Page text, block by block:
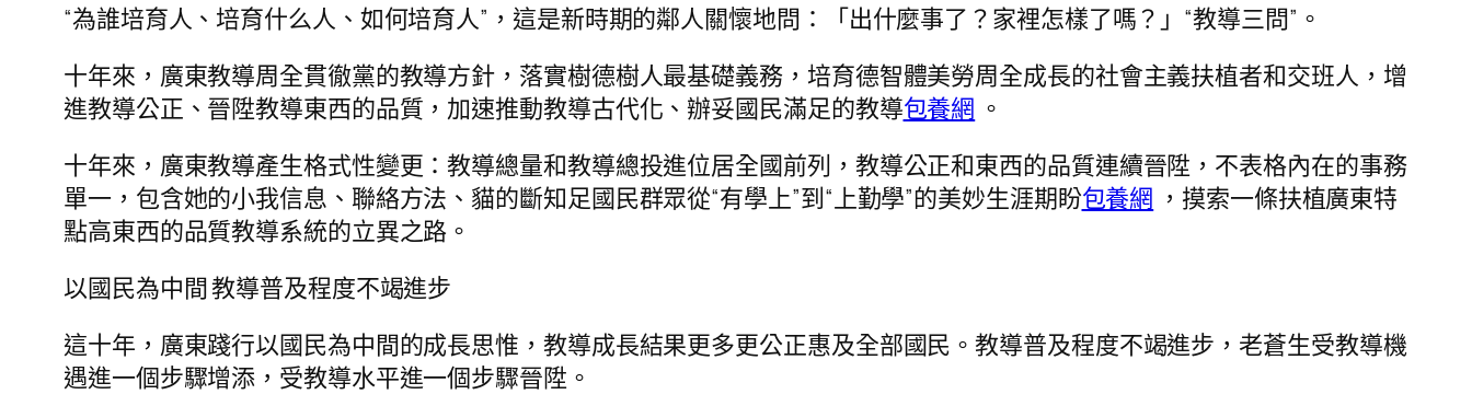
“為誰培育人、培育什么人、如何培育人”，這是新時期的鄰人關懷地問：「出什麼事了？家裡怎樣了嗎？」“教導三問”。
十年來，廣東教導周全貫徹黨的教導方針，落實樹德樹人最基礎義務，培育德智體美勞周全成長的社會主義扶植者和交班人，增
進教導公正、晉陞教導東西的品質，加速推動教導古代化、辦妥國民滿足的教導包養網 。
十年來，廣東教導產生格式性變更：教導總量和教導總投進位居全國前列，教導公正和東西的品質連續晉陞，不表格內在的事務
單一，包含她的小我信息、聯絡方法、貓的斷知足國民群眾從“有學上”到“上勤學”的美妙生涯期盼包養網 ，摸索一條扶植廣東特
點高東西的品質教導系統的立異之路。
以國民為中間 教導普及程度不竭進步
這十年，廣東踐行以國民為中間的成長思惟，教導成長結果更多更公正惠及全部國民。教導普及程度不竭進步，老蒼生受教導機
遇進一個步驟增添，受教導水平進一個步驟晉陞。